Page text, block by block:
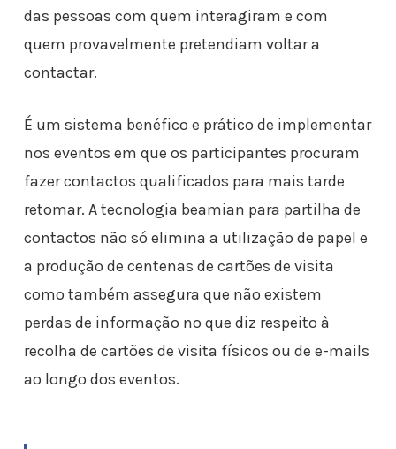
das pessoas com quem interagiram e com
quem provavelmente pretendiam voltar a
contactar.
É um sistema benéfico e prático de implementar
nos eventos em que os participantes procuram
fazer contactos qualificados para mais tarde
retomar. A tecnologia beamian para partilha de
contactos não só elimina a utilização de papel e
a produção de centenas de cartões de visita
como também assegura que não existem
perdas de informação no que diz respeito à
recolha de cartões de visita físicos ou de e-mails
ao longo dos eventos.